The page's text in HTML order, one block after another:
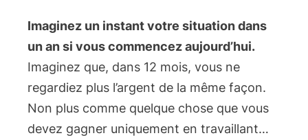
Imaginez un instant votre situation dans
un an si vous commencez aujourd’hui.
Imaginez que, dans 12 mois, vous ne
regardiez plus l’argent de la même façon.
Non plus comme quelque chose que vous
devez gagner uniquement en travaillant…